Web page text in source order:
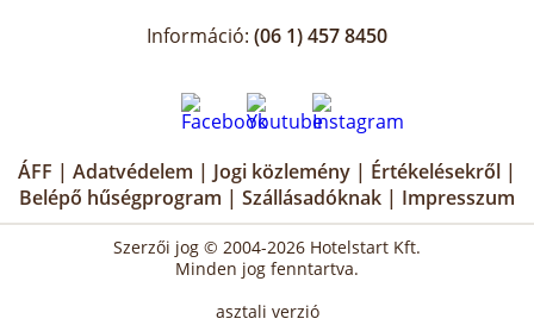
Információ: (06 1) 457 8450
ÁFF | Adatvédelem | Jogi közlemény | Értékelésekről |
Belépő hűségprogram | Szállásadóknak | Impresszum
Szerzői jog © 2004-2026 Hotelstart Kft.
Minden jog fenntartva.
asztali verzió